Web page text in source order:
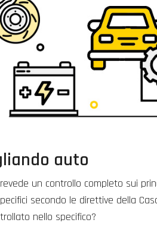
auto
un controllo completo sui
secondo le direttive della
nello specifico?